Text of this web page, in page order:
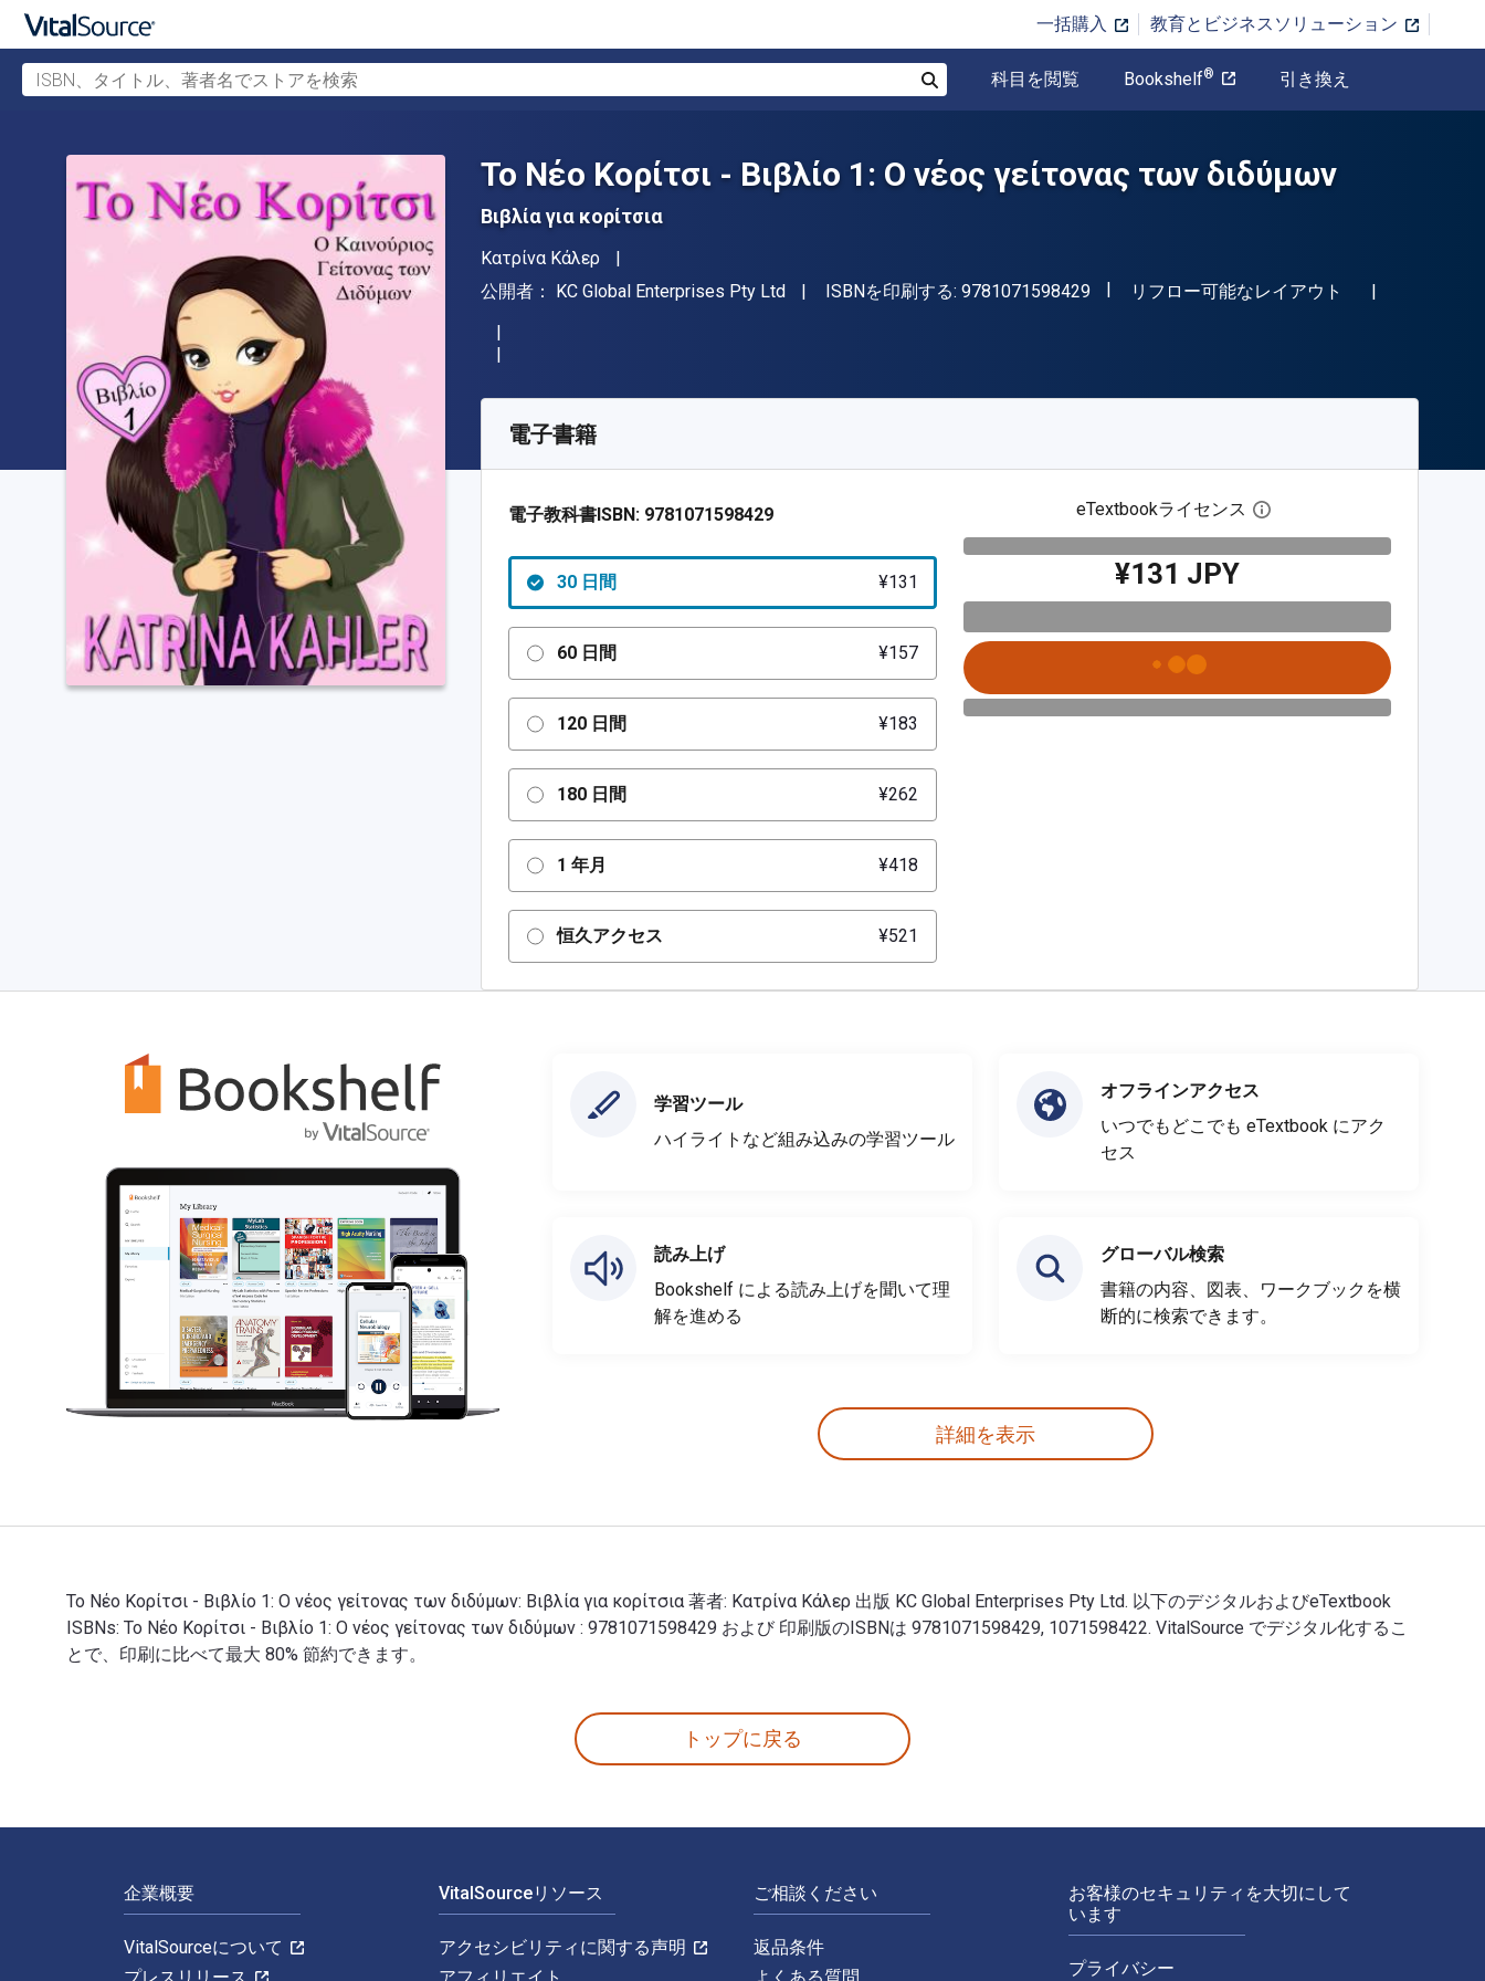
一括購入 教育とビジネスソリューション
ISBN、タイトル、著者名でストアを検索
科目を閲覧 Bookshelf® 引き換え
Το Νέο Κορίτσι - Βιβλίο 1: Ο νέος γείτονας των διδύμων
Βιβλία για κορίτσια
著者
Κατρίνα Κάλερ
出版社
公開者： KC Global Enterprises Pty Ltd ISBNを印刷する: 9781071598429"ISBN-13 9781071598429"
形式
リフロー可能なレイアウト
SKU:
電子書籍
電子教科書ISBN: 9781071598429
30 日間 ¥131
60 日間 ¥157
120 日間 ¥183
180 日間 ¥262
1 年月 ¥418
恒久アクセス ¥521
eTextbookライセンス デジタルライセンスダイ
¥131 JPY
学習ツール
ハイライトなど組み込みの学習ツール
読み上げ
Bookshelf による読み上げを聞いて理
解を進める
オフラインアクセス
いつでもどこでも eTextbook にアク
セス
グローバル検索
書籍の内容、図表、ワークブックを横
断的に検索できます。
詳細を表示
Το Νέο Κορίτσι - Βιβλίο 1: Ο νέος γείτονας των διδύμων: Βιβλία για κορίτσια 著者: Κατρίνα Κάλερ 出版 KC Global Enterprises Pty Ltd. 以下のデジタルおよびeTextbook
ISBNs: Το Νέο Κορίτσι - Βιβλίο 1: Ο νέος γείτονας των διδύμων : 9781071598429 および 印刷版のISBNは 9781071598429, 1071598422. VitalSource でデジタル化するこ
とで、印刷に比べて最大 80% 節約できます。
トップに戻る
企業概要
VitalSourceについて
VitalSourceリソース
アクセシビリティに関する声明
ご相談ください
返品条件
お客様のセキュリティを大切にして
います
プライバシー